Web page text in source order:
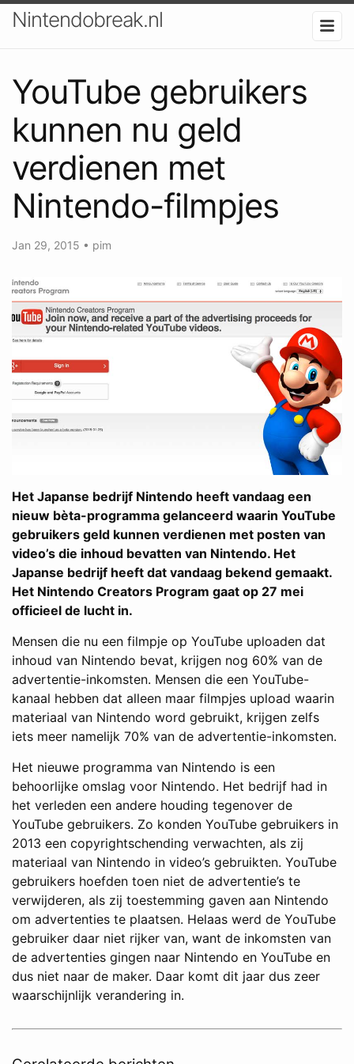
Nintendobreak.nl
YouTube gebruikers
kunnen nu geld
verdienen met
Nintendo-filmpjes
Jan 29, 2015 • pim
Het Japanse bedrijf Nintendo heeft vandaag een
nieuw bèta-programma gelanceerd waarin YouTube
gebruikers geld kunnen verdienen met posten van
video’s die inhoud bevatten van Nintendo. Het
Japanse bedrijf heeft dat vandaag bekend gemaakt.
Het Nintendo Creators Program gaat op 27 mei
officieel de lucht in.
Mensen die nu een filmpje op YouTube uploaden dat
inhoud van Nintendo bevat, krijgen nog 60% van de
advertentie-inkomsten. Mensen die een YouTube-
kanaal hebben dat alleen maar filmpjes upload waarin
materiaal van Nintendo word gebruikt, krijgen zelfs
iets meer namelijk 70% van de advertentie-inkomsten.
Het nieuwe programma van Nintendo is een
behoorlijke omslag voor Nintendo. Het bedrijf had in
het verleden een andere houding tegenover de
YouTube gebruikers. Zo konden YouTube gebruikers in
2013 een copyrightschending verwachten, als zij
materiaal van Nintendo in video’s gebruikten. YouTube
gebruikers hoefden toen niet de advertentie’s te
verwijderen, als zij toestemming gaven aan Nintendo
om advertenties te plaatsen. Helaas werd de YouTube
gebruiker daar niet rijker van, want de inkomsten van
de advertenties gingen naar Nintendo en YouTube en
dus niet naar de maker. Daar komt dit jaar dus zeer
waarschijnlijk verandering in.